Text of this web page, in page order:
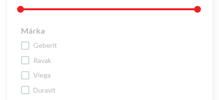
Márka
geberit
ravak
viega
duravit